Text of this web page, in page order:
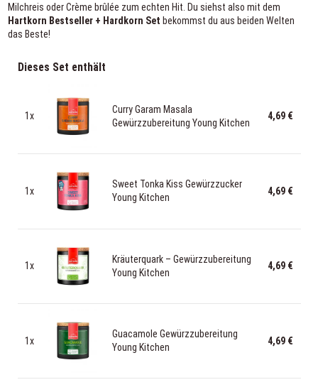
Milchreis oder Crème brûlée zum echten Hit. Du siehst also mit dem
Hartkorn Bestseller + Hardkorn Set bekommst du aus beiden Welten
das Beste!
Dieses Set enthält
1x
Curry Garam Masala
Gewürzzubereitung Young Kitchen
4,69 €
1x
Sweet Tonka Kiss Gewürzzucker
Young Kitchen
4,69 €
1x
Kräuterquark – Gewürzzubereitung
Young Kitchen
4,69 €
1x
Guacamole Gewürzzubereitung
Young Kitchen
4,69 €